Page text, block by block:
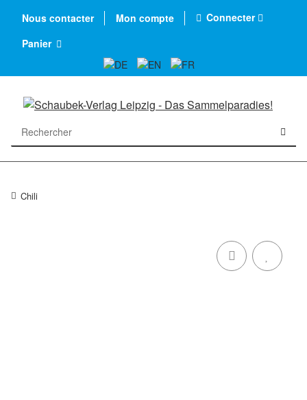
Nous contacter Mon compte
Connecter
Panier
Chili